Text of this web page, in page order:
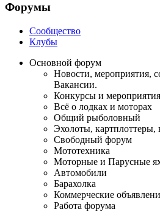
Форумы
Сообщество
Клубы
Основной форум
Новости, мероприятия,
Вакансии.
Конкурсы и
Всё о лодках и моторах
Общий рыболовный
Эхолоты, картплоттеры,
Свободный форум
Мототехника
Моторные и Парусные
Автомобили
Барахолка
Коммерческие
Работа форума